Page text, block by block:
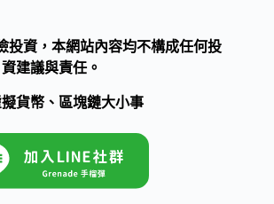
投資，本網站內容均不構成任何投
資建議與責任。
貨幣、區塊鏈大小事